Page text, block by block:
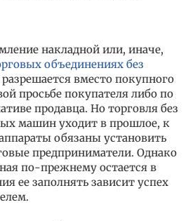
накладной или, иначе,
объединениях без
разрешается вместо покупного
просьбе покупателя либо по
продавца. Но торговля без
машин уходит в прошлое, к
обязаны установить
предприниматели. Однако
по-прежнему остается в
ее заполнять зависит успех